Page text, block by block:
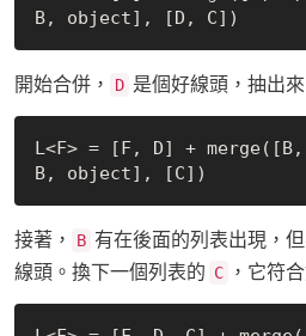
開始合併， D 是個好線頭，抽出來
L<F> = [F, D] +
接著， B 有在後面的列表出現，
線頭。換下一個列表的 C ，它符